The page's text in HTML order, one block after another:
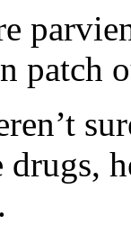
patch